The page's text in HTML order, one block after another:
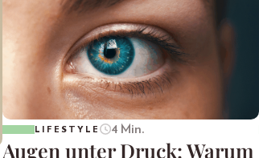
LIFESTYLE 4 Min.
Augen unter Druck: Warum